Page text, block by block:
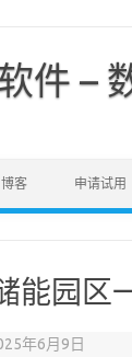
件 –
博客 申请试用
能园区
年6月9日